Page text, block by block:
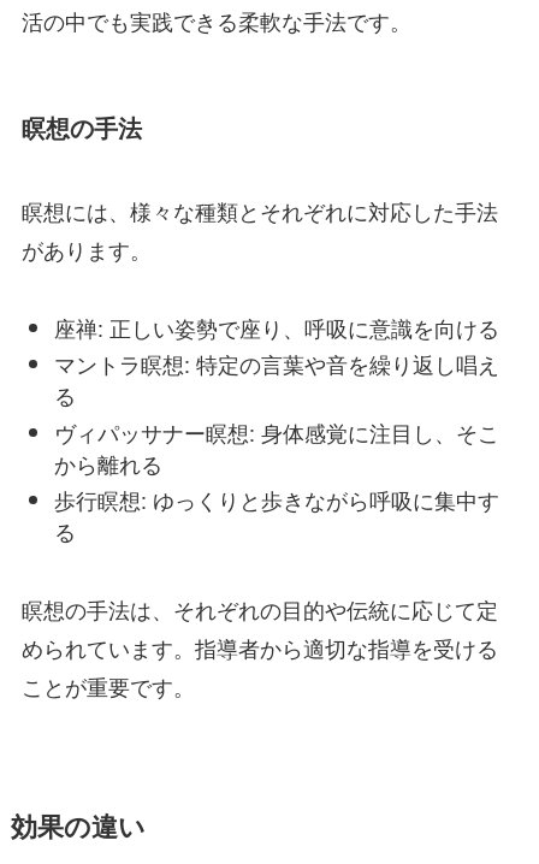
活の中でも実践できる柔軟な手法です。
瞑想の手法
瞑想には、様々な種類とそれぞれに対応した手法
があります。
座禅: 正しい姿勢で座り、呼吸に意識を向ける
マントラ瞑想: 特定の言葉や音を繰り返し唱え
る
ヴィパッサナー瞑想: 身体感覚に注目し、そこ
から離れる
歩行瞑想: ゆっくりと歩きながら呼吸に集中す
る
瞑想の手法は、それぞれの目的や伝統に応じて定
められています。指導者から適切な指導を受ける
ことが重要です。
効果の違い